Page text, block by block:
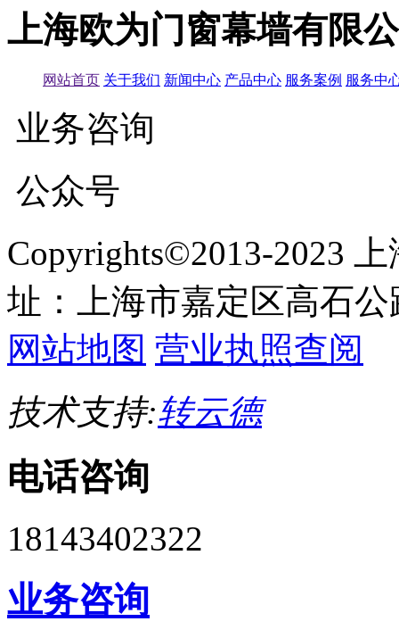
上海欧为门窗幕墙有限
网站首页 关于我们 新闻中心 产品中心 服务案例 服务中
业务咨询
公众号
Copyrights©2013-2023
址：上海市嘉定区高石公
网站地图 营业执照查阅
技术支持:转云德
电话咨询
18143402322
业务咨询